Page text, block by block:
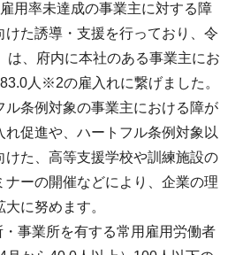
用率未達成の事業主に対する障
けた誘導・支援を行っており、令
は、府内に本社のある事業主にお
人※2の雇入れに繋げました。
条例対象の事業主における障が
れ促進や、ハートフル条例対象以
けた、高等支援学校や訓練施設の
ナーの開催などにより、企業の理
に努めます。
事業所を有する常用雇用労働者